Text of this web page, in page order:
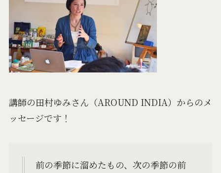
講師の田村ゆみさん（AROUND INDIA）からのメ
ッセージです！
前の季節に溜めたもの、次の季節の前